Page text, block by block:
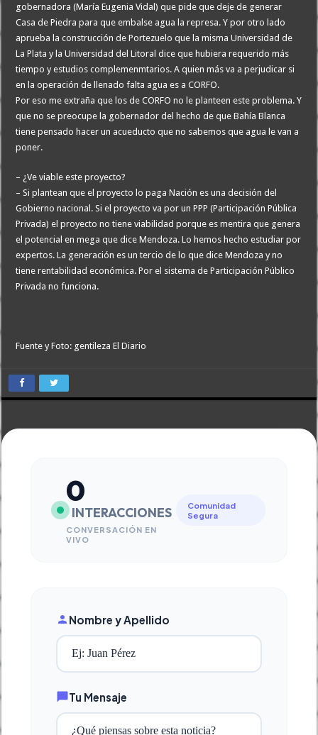
gobernadora (María Eugenia Vidal) que pide que deje de generar
Casa de Piedra para que embalse agua la represa. Y por otro lado
aprueba la construcción de Portezuelo que la misma Universidad de
La Plata y la Universidad del Litoral dice que hubiera requerido más
tiempo y estudios complemenmtarios. A quien más va a perjudicar si
en la operación de llenado falta agua es a CORFO.
Por eso me extraña que los de CORFO no le planteen este problema. Y
que no se preocupe la gobernador del hecho de que Bahía Blanca
tiene pensado hacer un acueducto que no sabemos que agua le van a
poner.
– ¿Ve viable este proyecto?
– Si plantean que el proyecto lo paga Nación es una decisión del
Gobierno nacional. Si el proyecto va por un PPP (Participación Pública
Privada) el proyecto no tiene viabilidad porque es mentira que genera
el potencial en mega que dice Mendoza. Lo hemos hecho estudiar por
expertos. La generación es un tercio de lo que dice Mendoza y no
tiene rentabilidad económica. Por el sistema de Participación Público
Privada no funciona.
Fuente y Foto: gentileza El Diario
0
INTERACCIONES
CONVERSACIÓN EN
VIVO
Comunidad
Segura
Nombre y Apellido
Tu Mensaje